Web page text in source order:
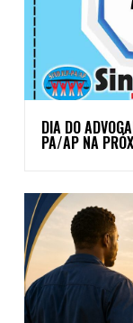
DIA DO
PA/AP NA